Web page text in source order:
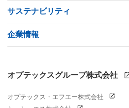
サステナビリティ
企業情報
オプテックスグループ株式会社
オプテックス・エフエー株式会社